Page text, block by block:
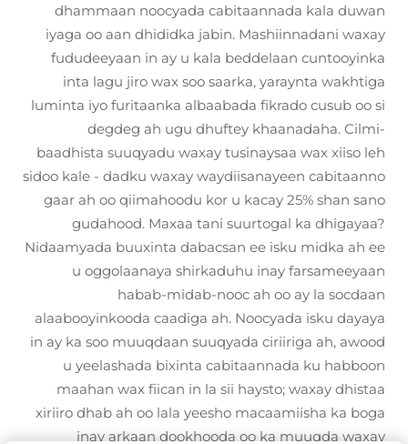
dhammaan noocyada cabitaannada kala duwan
iyaga oo aan dhididka jabin. Mashiinnadani waxay
fududeeyaan in ay u kala beddelaan cuntooyinka
inta lagu jiro wax soo saarka, yaraynta wakhtiga
luminta iyo furitaanka albaabada fikrado cusub oo si
degdeg ah ugu dhuftey khaanadaha. Cilmi-
baadhista suuqyadu waxay tusinaysaa wax xiiso leh
sidoo kale - dadku waxay waydiisanayeen cabitaanno
gaar ah oo qiimahoodu kor u kacay 25% shan sano
gudahood. Maxaa tani suurtogal ka dhigayaa?
Nidaamyada buuxinta dabacsan ee isku midka ah ee
u oggolaanaya shirkaduhu inay farsameeyaan
habab-midab-nooc ah oo ay la socdaan
alaabooyinkooda caadiga ah. Noocyada isku dayaya
in ay ka soo muuqdaan suuqyada ciriiriga ah, awood
u yeelashada bixinta cabitaannada ku habboon
maahan wax fiican in la sii haysto; waxay dhistaa
xiriiro dhab ah oo lala yeesho macaamiisha ka boga
inay arkaan dookhooda oo ka muuqda waxay